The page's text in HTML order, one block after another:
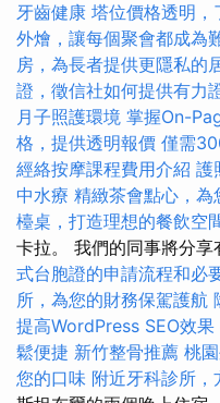
牙齒健康 塔位價格透明，
外燴，讓每個聚會都成為
房，為長者提供更隱私的
證，徵信社如何提供有力
月子照護環境 掌握On-
格，提供透明報價 僅需
經絡按摩課程費用介紹 護
中水療 精緻茶會點心，
檯桌，打造理想的餐飲空
卡拉。 我們的同事將分享
式台胞證的申請流程和必
所，為您的財務保駕護航
提高WordPress SEO效果
鬆便捷 新竹整骨推薦 桃
您的口味 附近牙科診所